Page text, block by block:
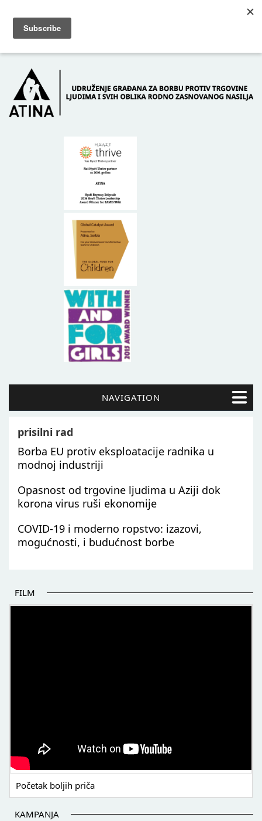
POČETNA O NAMA
NAVIGATION
prisilni rad
Borba EU protiv eksploatacije radnika u
modnoj industriji
Opasnost od trgovine ljudima u Aziji dok
korona virus ruši ekonomije
COVID-19 i moderno ropstvo: izazovi,
mogućnosti, i budućnost borbe
FILM
Početak boljih priča
KAMPANJA